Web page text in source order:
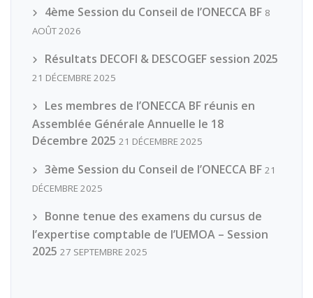
4ème Session du Conseil de l’ONECCA BF 8
AOÛT 2026
Résultats DECOFI & DESCOGEF session 2025
21 DÉCEMBRE 2025
Les membres de l’ONECCA BF réunis en
Assemblée Générale Annuelle le 18
Décembre 2025 21 DÉCEMBRE 2025
3ème Session du Conseil de l’ONECCA BF 21
DÉCEMBRE 2025
Bonne tenue des examens du cursus de
l’expertise comptable de l’UEMOA – Session
2025 27 SEPTEMBRE 2025